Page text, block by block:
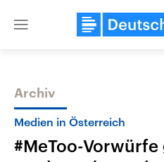
Close
Themen
Archiv
Medien in Österreich
#MeToo-Vorwürfe